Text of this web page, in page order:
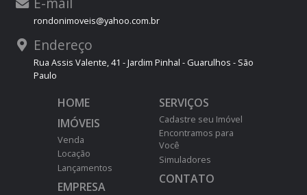
rondonimoveis@yahoo.com.br
Endereço
Rua Assis Valente, 41 - Jardim Pinhal - Guarulhos - São
Paulo
HOME
IMÓVEIS
Venda
Locação
Lançamentos
EMPRESA
SERVIÇOS
Cadastre seu Imóvel
Encontramos para
Você
Simuladores
CONTATO